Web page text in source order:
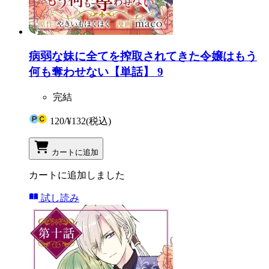
病弱な妹に全てを搾取されてきた令嬢はもう
何も奪わせない【単話】 9
完結
120/¥132(税込)
カートに追加
カートに追加しました
試し読み